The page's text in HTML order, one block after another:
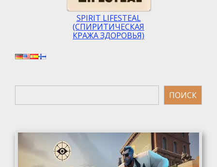
SPIRIT LIFESTEAL
(СПИРИТИЧЕСКАЯ
КРАЖА ЗДОРОВЬЯ)
Поиск
ПОИСК